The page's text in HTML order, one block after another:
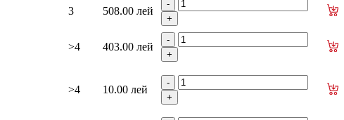
3 508.00 лей
>4 403.00 лей
>4 10.00 лей